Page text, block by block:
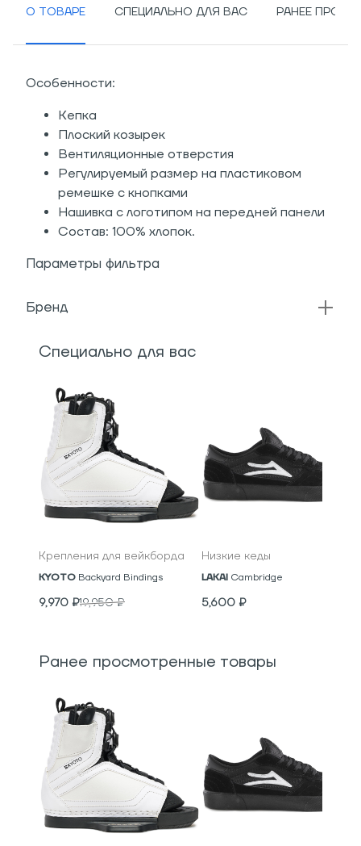
О ТОВАРЕ СПЕЦИАЛЬНО ДЛЯ ВАС РАНЕЕ
Особенности:
Кепка
Плоский козырек
Вентиляционные отверстия
Регулируемый размер на пластиковом
ремешке с кнопками
Нашивка с логотипом на передней панели
Состав: 100% хлопок.
Параметры фильтра
Бренд
Специально для вас
Крепления для вейкборда
KYOTO Backyard Bindings
9,970 ₽19,950₽
Низкие кеды
LAKAI Cambridge
5,600 ₽
Ранее просмотренные товары